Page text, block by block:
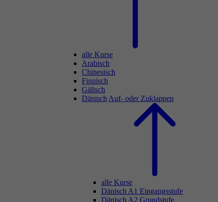
alle Kurse
Arabisch
Chinesisch
Finnisch
Gälisch
Dänisch Auf- oder Zuklappen
alle Kurse
Dänisch A1 Eingangsstufe
Dänisch A2 Grundstufe